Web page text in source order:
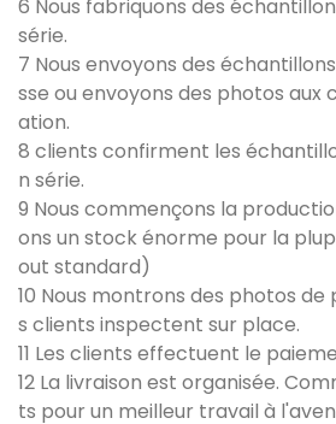
6 Nous fabriquons des
série.
7 Nous envoyons des
sse ou envoyons des photos
ation.
8 clients confirment les
n série.
9 Nous commençons la
ons un stock énorme pour la
out standard)
10 Nous montrons des photos
s clients inspectent sur place.
11 Les clients effectuent le
12 La livraison est organisée.
ts pour un meilleur travail à